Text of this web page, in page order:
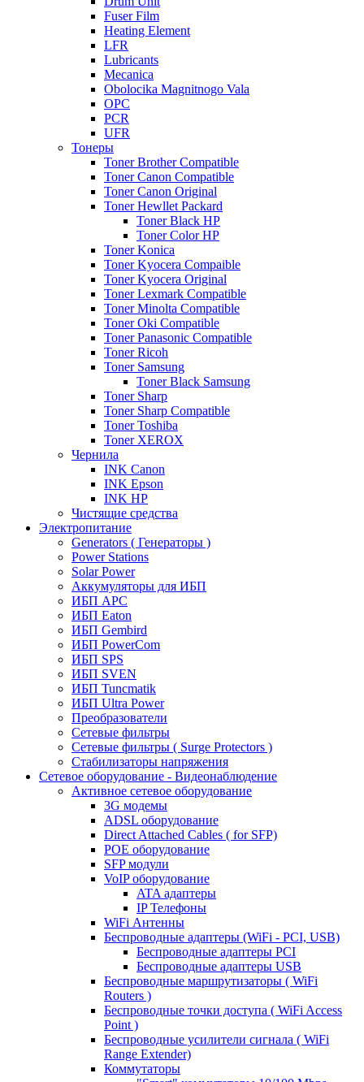
Fuser Film
Heating Element
LFR
Lubricants
Mecanica
Obolocika Magnitnogo Vala
OPC
PCR
UFR
Тонеры
Toner Brother Compatible
Toner Canon Compatible
Toner Canon Original
Toner Hewllet Packard
Toner Black HP
Toner Color HP
Toner Konica
Toner Kyocera Compaible
Toner Kyocera Original
Toner Lexmark Compatible
Toner Minolta Compatible
Toner Oki Compatible
Toner Panasonic Compatible
Toner Ricoh
Toner Samsung
Toner Black Samsung
Toner Sharp
Toner Sharp Compatible
Toner Toshiba
Toner XEROX
Чернила
INK Canon
INK Epson
INK HP
Чистящие средства
Электропитание
Generators ( Генераторы )
Power Stations
Solar Power
Аккумуляторы для ИБП
ИБП APC
ИБП Eaton
ИБП Gembird
ИБП PowerCom
ИБП SPS
ИБП SVEN
ИБП Tuncmatik
ИБП Ultra Power
Преобразователи
Сетевые фильтры
Сетевые фильтры ( Surge Protectors )
Стабилизаторы напряжения
Сетевое оборудование - Видеонаблюдение
Активное сетевое оборудование
3G модемы
ADSL оборудование
Direct Attached Cables ( for SFP)
POE оборудование
SFP модули
VoIP оборудование
ATA адаптеры
IP Телефоны
WiFi Антенны
Беспроводные адаптеры (WiFi - PCI, USB)
Беспроводные адаптеры PCI
Беспроводные адаптеры USB
Беспроводные маршрутизаторы ( WiFi
Routers )
Беспроводные точки доступа ( WiFi Access
Point )
Беспроводные усилители сигнала ( WiFi
Range Extender)
Коммутаторы